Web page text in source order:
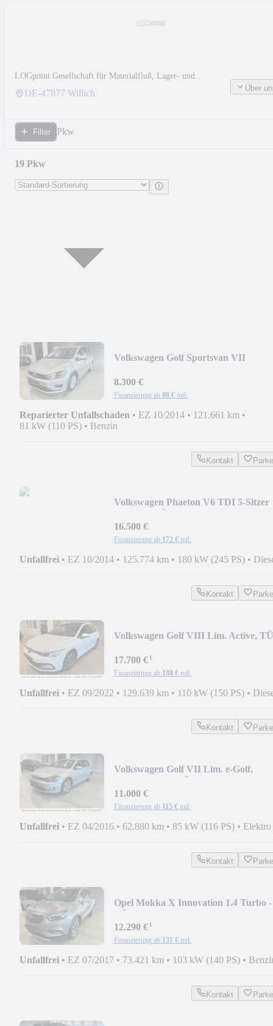
LOGpoint Gesellschaft für Materialfluß, Lager- und
Kommissioniersysteme mbH
DE-47877 Willich Über
Filter Pkw
19 Pkw
Volkswagen Golf Sportsvan VII
8.300 €
Finanzierung ab 88 € mtl.
Reparierter Unfallschaden • EZ 10/2014 • 121.661 km •
81 kW (110 PS) • Benzin
Kontakt
Volkswagen Phaeton V6 TDI 5-Sitzer
16.500 €
Finanzierung ab 172 € mtl.
Unfallfrei • EZ 10/2014 • 125.774 km • 180 kW (245 PS) •
Kontakt
Volkswagen Golf VIII Lim. Active,
17.700 €¹
Finanzierung ab 188 € mtl.
Unfallfrei • EZ 09/2022 • 129.639 km • 110 kW (150 PS) •
Kontakt
Volkswagen Golf VII Lim. e-Golf,
11.000 €
Finanzierung ab 115 € mtl.
Unfallfrei • EZ 04/2016 • 62.880 km • 85 kW (116 PS) • Elektro
Kontakt
Opel Mokka X Innovation 1.4 Turbo -
12.290 €¹
Finanzierung ab 131 € mtl.
Unfallfrei • EZ 07/2017 • 73.421 km • 103 kW (140 PS) •
Kontakt